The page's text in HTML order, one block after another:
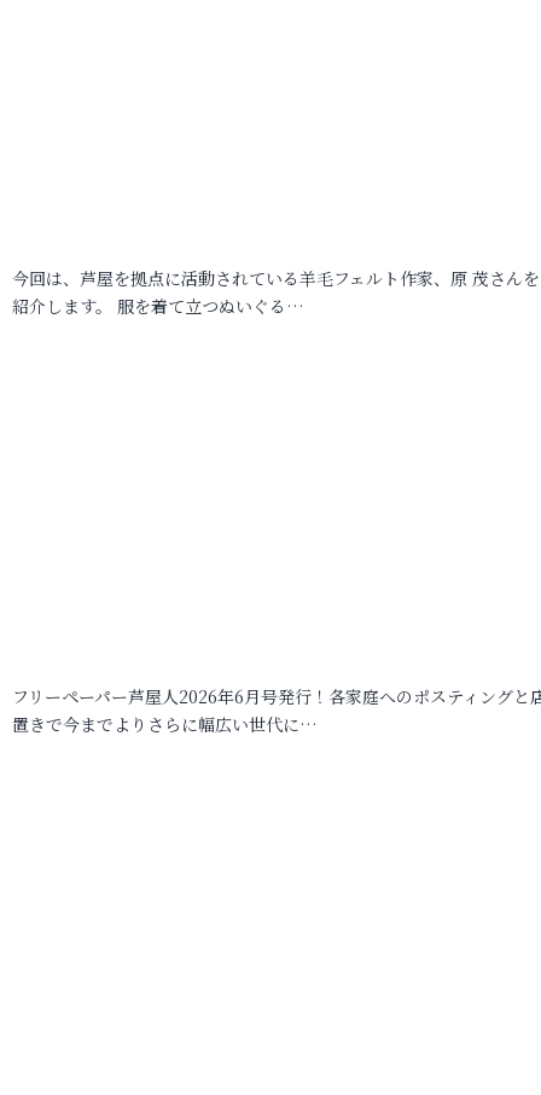
今回は、芦屋を拠点に活動されている羊毛フェルト作家、原 茂さん
紹介します。 服を着て立つぬいぐる…
フリーペーパー芦屋人2026年6月号発行！各家庭へのポスティングと
置きで今までよりさらに幅広い世代に…